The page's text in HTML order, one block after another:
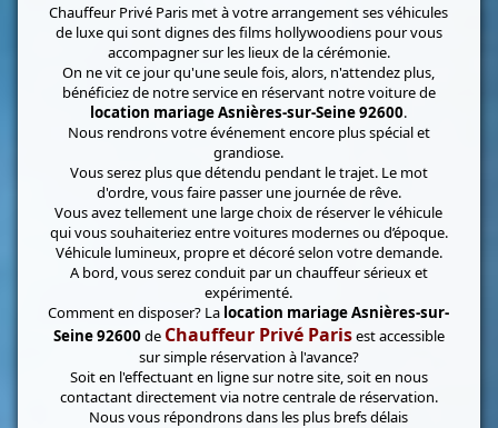
Chauffeur Privé Paris met à votre arrangement ses véhicules
de luxe qui sont dignes des films hollywoodiens pour vous
accompagner sur les lieux de la cérémonie.
On ne vit ce jour qu'une seule fois, alors, n'attendez plus,
bénéficiez de notre service en réservant notre voiture de
location mariage Asnières-sur-Seine 92600.
Nous rendrons votre événement encore plus spécial et
grandiose.
Vous serez plus que détendu pendant le trajet. Le mot
d'ordre, vous faire passer une journée de rêve.
Vous avez tellement une large choix de réserver le véhicule
qui vous souhaiteriez entre voitures modernes ou d’époque.
Véhicule lumineux, propre et décoré selon votre demande.
A bord, vous serez conduit par un chauffeur sérieux et
expérimenté.
Comment en disposer? La location mariage Asnières-sur-
Seine 92600de Chauffeur Privé Parisest accessible
sur simple réservation à l'avance?
Soit en l'effectuant en ligne sur notre site, soit en nous
contactant directement via notre centrale de réservation.
Nous vous répondrons dans les plus brefs délais